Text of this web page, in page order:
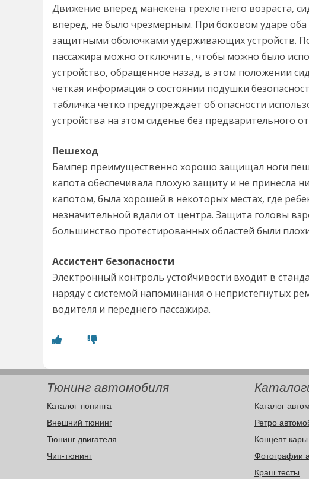
Движение вперед манекена трехлетнего возраста,
вперед, не было чрезмерным. При боковом ударе
защитными оболочками удерживающих устройств.
пассажира можно отключить, чтобы можно было
устройство, обращенное назад, в этом положении
четкая информация о состоянии подушки
табличка четко предупреждает об опасности
устройства на этом сиденье без предварительного
Пешеход
Бампер преимущественно хорошо защищал ноги
капота обеспечивала плохую защиту и не принесла
капотом, была хорошей в некоторых местах, где
незначительной вдали от центра. Защита головы
большинство протестированных областей были
Ассистент безопасности
Электронный контроль устойчивости входит в
наряду с системой напоминания о непристегнутых
водителя и переднего пассажира.
Тюнинг автомобиля
Каталог тюнинга
Внешний тюнинг
Тюнинг двигателя
Чип-тюнинг
Каталог
Ретро
Концепт кары
Фотографии
Краш тесты